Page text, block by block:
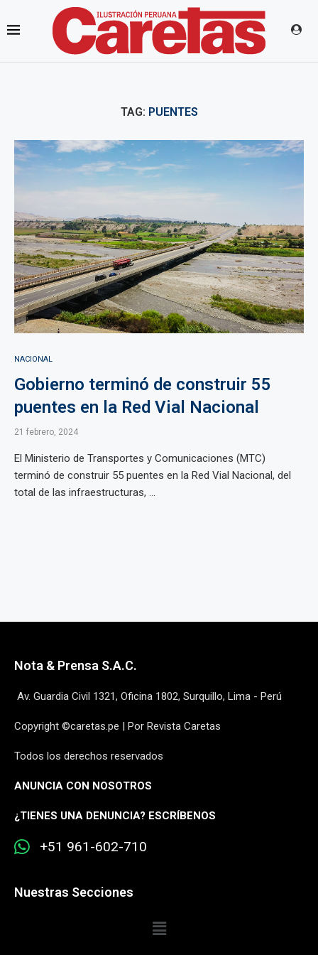
TAG: PUENTES
NACIONAL
Gobierno terminó de construir 55
puentes en la Red Vial Nacional
21 febrero, 2024
El Ministerio de Transportes y Comunicaciones (MTC)
terminó de construir 55 puentes en la Red Vial Nacional, del
total de las infraestructuras, ...
Nota & Prensa S.A.C.
Av. Guardia Civil 1321, Oficina 1802, Surquillo, Lima - Perú
Copyright ©caretas.pe | Por Revista Caretas
Todos los derechos reservados
ANUNCIA CON NOSOTROS
¿TIENES UNA DENUNCIA? ESCRÍBENOS
+51 961-602-710
Nuestras Secciones